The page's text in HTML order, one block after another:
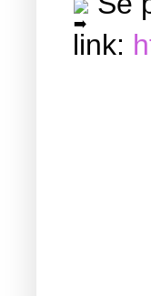
link: